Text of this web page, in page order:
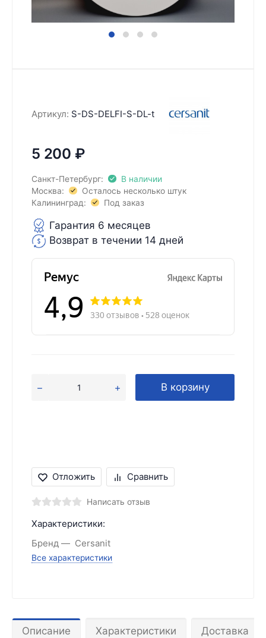
Артикул: S-DS-DELFI-S-DL-t
5 200 ₽
Санкт-Петербург:
В наличии
Москва:
Осталось несколько штук
Калининград:
Под заказ
Гарантия 6 месяцев
Возврат в течении 14 дней
В корзину
Отложить Сравнить
Написать отзыв
Характеристики:
Бренд
Cersanit
Все характеристики
Описание Характеристики Доставка